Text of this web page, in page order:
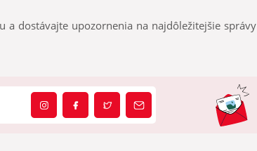
a dostávajte upozornenia na najdôležitejšie správy